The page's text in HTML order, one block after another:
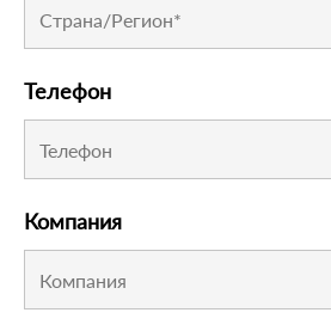
Телефон
Компания